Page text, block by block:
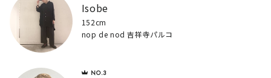
Isobe
152cm
nop de nod 吉祥寺パルコ